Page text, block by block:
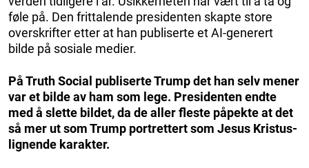
føle på. Den frittalende presidenten skapte store
overskrifter etter at han publiserte et AI-generert
bilde på sosiale medier.
På Truth Social publiserte Trump det han selv mener
var et bilde av ham som lege. Presidenten endte
med å slette bildet, da de aller fleste påpekte at det
så mer ut som Trump portrettert som Jesus Kristus-
lignende karakter.